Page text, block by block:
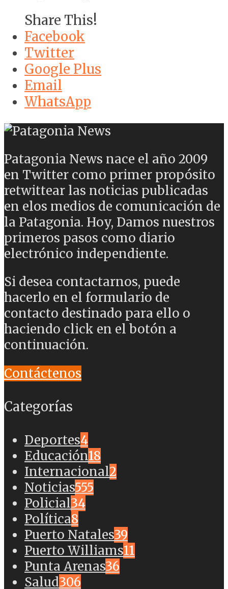
Share This!
Facebook
Twitter
Google Plus
Email
WhatsApp
Patagonia News nace el año 2009
en Twitter como primer propósito
retwittear las noticias publicadas
en elos medios de comunicación de
la Patagonia. Hoy, Damos nuestros
primeros pasos como diario
electrónico independiente.
Si desea contactarnos, puede
hacerlo en el formulario de
contacto destinado para ello o
haciendo click en el botón a
continuación.
Contáctenos
Categorías
Deportes4
Educación18
Internacional2
Noticias555
Policial34
Política8
Puerto Natales39
Puerto Williams11
Punta Arenas36
Salud306